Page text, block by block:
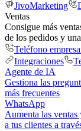
JivoMarketing
Ventas
Consigue más
de los pedidos y
Teléfono
Integraciones
Agente de IA
Gestiona las
más frecuentes
WhatsApp
Aumenta las ventas
a tus clientes a